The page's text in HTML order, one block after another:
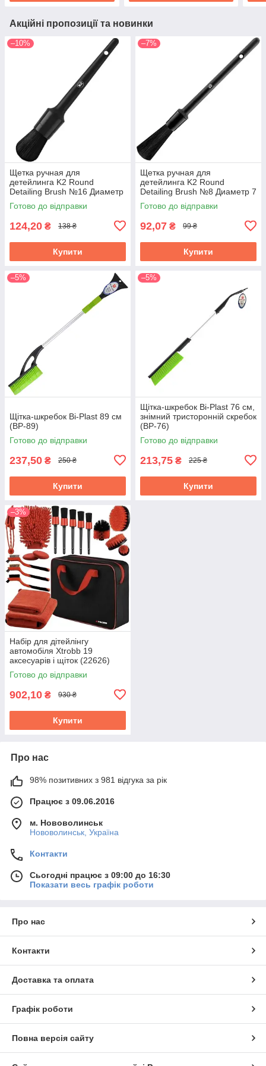
Акційні пропозиції та новинки
–10%
Щетка ручная для
детейлинга K2 Round
Detailing Brush №16 Диаметр
31 мм (M315)
Готово до відправки
124,20 ₴ 138 ₴
Купити
–7%
Щетка ручная для
детейлинга K2 Round
Detailing Brush №8 Диаметр 7
мм (M314)
Готово до відправки
92,07 ₴ 99 ₴
Купити
–5%
Щітка-шкребок Bi-Plast 89 см
(BP-89)
Готово до відправки
237,50 ₴ 250 ₴
Купити
–5%
Щітка-шкребок Bi-Plast 76 см,
знімний тристоронній скребок
(ВР-76)
Готово до відправки
213,75 ₴ 225 ₴
Купити
–3%
Набір для дітейлінгу
автомобіля Xtrobb 19
аксесуарів і щіток (22626)
Готово до відправки
902,10 ₴ 930 ₴
Купити
Про нас
98% позитивних з 981 відгука за рік
Працює з 09.06.2016
м. Нововолинськ
Нововолинськ, Україна
Контакти
Сьогодні працює з 09:00 до 16:30
Показати весь графік роботи
Про нас
Контакти
Доставка та оплата
Графік роботи
Повна версія сайту